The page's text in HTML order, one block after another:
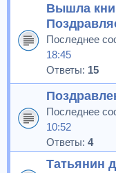
Вышла
Последнее
18:45
Ответы: 15
Последнее
10:52
Ответы: 4
Татьянин